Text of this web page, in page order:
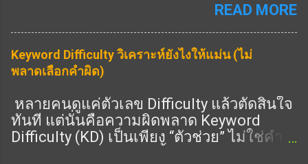
1. เพิ่ม Heading “ประสบการณ์” 👉 เช่น: จาก
ประสบการณ์จริง 🔥 2. เพิ่ม Heading “ข้อมูล
เชิงลึก” 👉 เช่น: เทคนิคขั้นสูง วิเคราะห์ 🔥 3.
เพิ่ม Heading “คำถาม” 👉 เช่น: FAQ 📊 สูตร
E-E-A-T Heading H1 = keyword หลัก H2 =
ครอบคลุม + เชี่ยวชาญ H3 = ลึก + ราย
ละเอียด 👉 ครบ = ได้คะแนน ⚠️ จุดพลาดที่
ต้องเลี่ยง ❌ เขียนผิว ๆ 👉 ไม่มีความลึก ❌
ไม่มีประสบการณ์ 👉 ไม่น่าเชื่อถือ ❌ ไม่มี
SEO ไม่ใช่แค่ใส่คีย์เวิร์ด แต่คือการสร้าง
เนื้อหาที่: ตรงกับคำค้นหา ตอบคำถามผู้ใช้
ครบถ้วน มีโครงสร้างชัดเจน มีคุณภาพสูง
รองรับทั้ง SEO และ AEO SEO Content ที่ดี
ต้องตอบทั้ง “คนอ่าน” และ “อัลกอริทึม” ②
SEO Content ต่างจากบทความทั่วไปอย่างไร
บทความทั่วไป: เขียนตามความรู้สึก ไม่มี
READ MORE
Keyword Difficulty วิเคราะห์ยังไงให้แม่น (ไม่
พลาดเลือกคำผิด)
หลายคนดูแค่ตัวเลข Difficulty แล้วตัดสินใจ
ทันที แต่นั่นคือความผิดพลาด Keyword
Difficulty (KD) เป็นเพียง “ตัวช่วย” ไม่ใช่คำ